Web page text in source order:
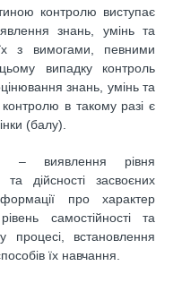
контролю виступає
знань, умінь та
з вимогами, певними
випадку контроль
знань, умінь та
в такому разі є
(балу).
– виявлення рівня
дійсності засвоєних
про характер
самостійності та
процесі, встановлення
їх навчання.